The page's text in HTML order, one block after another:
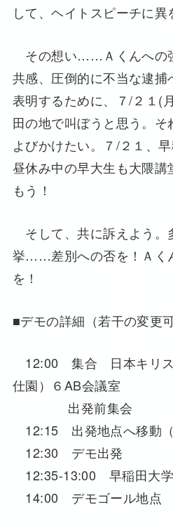
して、ヘイトスピーチに異
その想い……Ａくんへの
共感、圧倒的に不当な逮
表明するために、７/２１(
田の地で叫ぼうと思う。
よびかけたい。７/２１、
昼休み中の早大生も大隈
もう！
そして、共に訴えよう。
挙……差別への否を！Ａく
を！
■デモの詳細（若干の変更
12:00 集合 日本キリス
仕園）６AB会議室
出発前集会
12:15 出発地点へ移動（
12:30 デモ出発
12:35-13:00 早稲田大学
14:00 デモゴール地点